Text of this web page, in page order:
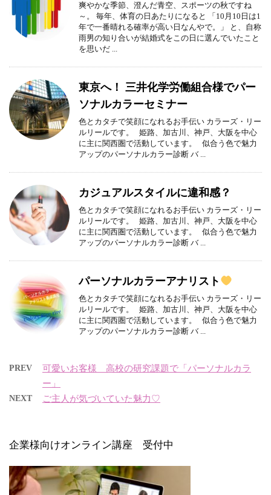
爽やかな季節、澄んだ青空、スポーツの秋ですね
～。 毎年、体育の日あたりになると 「10月10日は1
年で一番晴れる確率が高い日なんやで。」 と、自称
雨男の知り合いが結婚式をこの日に選んでいたこと
を思いだ ...
東京へ！ 三井化学労働組合様でパー
ソナルカラーセミナー
色とカタチで笑顔になれるお手伝い カラーズ・リー
ルリールです。 姫路、加古川、神戸、大阪を中心
に主に関西圏で活動しています。 似合う色で魅力
アップのパーソナルカラー診断 バ ...
カジュアルスタイルに違和感？
色とカタチで笑顔になれるお手伝い カラーズ・リー
ルリールです。 姫路、加古川、神戸、大阪を中心
に主に関西圏で活動しています。 似合う色で魅力
アップのパーソナルカラー診断 バ ...
パーソナルカラーアナリスト
色とカタチで笑顔になれるお手伝い カラーズ・リー
ルリールです。 姫路、加古川、神戸、大阪を中心
に主に関西圏で活動しています。 似合う色で魅力
アップのパーソナルカラー診断 バ ...
PREV
可愛いお客様 高校の研究課題で「パーソナルカラ
ー」
NEXT ご主人が気づいていた魅力♡
企業様向けオンライン講座 受付中